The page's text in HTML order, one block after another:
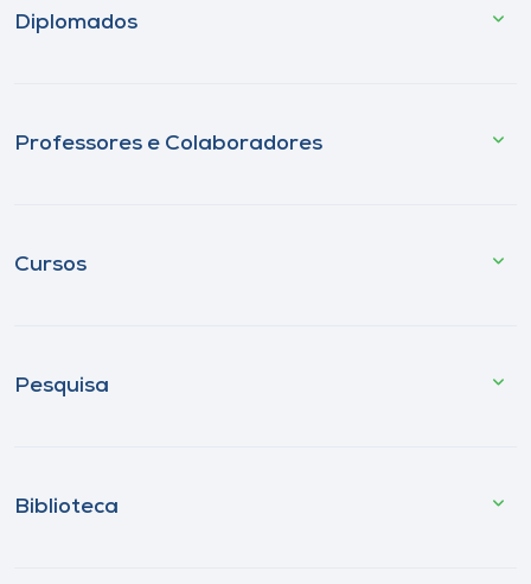
Diplomados
Professores e Colaboradores
Cursos
Pesquisa
Biblioteca